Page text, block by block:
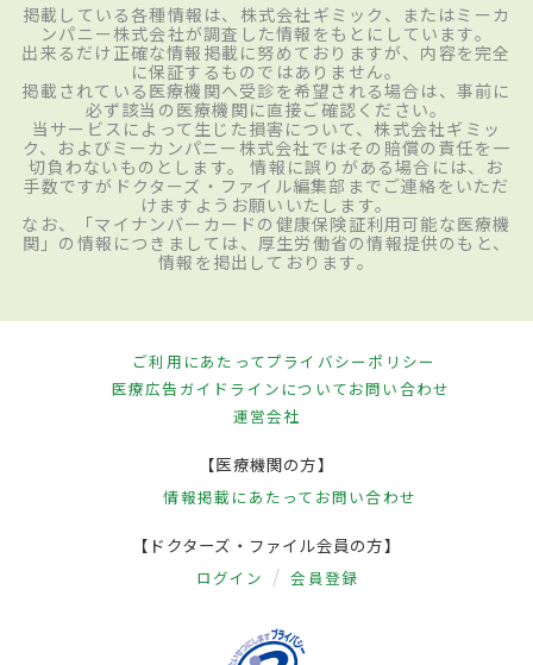
掲載している各種情報は、株式会社ギミック、またはミーカ
ンパニー株式会社が調査した情報をもとにしています。
出来るだけ正確な情報掲載に努めておりますが、内容を完全
に保証するものではありません。
掲載されている医療機関へ受診を希望される場合は、事前に
必ず該当の医療機関に直接ご確認ください。
当サービスによって生じた損害について、株式会社ギミッ
ク、およびミーカンパニー株式会社ではその賠償の責任を一
切負わないものとします。 情報に誤りがある場合には、お
手数ですがドクターズ・ファイル編集部までご連絡をいただ
けますようお願いいたします。
なお、「マイナンバーカードの健康保険証利用可能な医療機
関」の情報につきましては、厚生労働省の情報提供のもと、
情報を掲出しております。
ご利用にあたってプライバシーポリシー
医療広告ガイドラインについてお問い合わせ
運営会社
【医療機関の方】
情報掲載にあたって お問い合わせ
【ドクターズ・ファイル会員の方】
ログイン 会員登録